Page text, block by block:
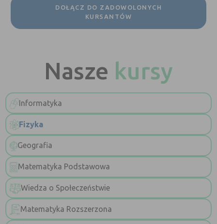
DOŁĄCZ DO ZADOWOLONYCH
KURSANTÓW
Nasze kursy
Informatyka
Fizyka
Geografia
Matematyka Podstawowa
Wiedza o Społeczeństwie
Matematyka Rozszerzona